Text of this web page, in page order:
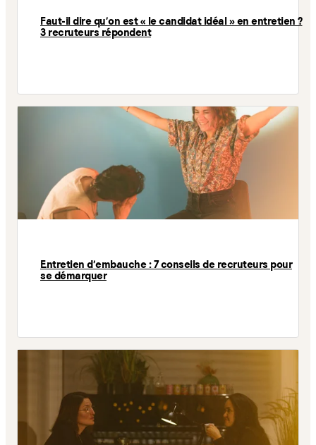
Faut-il dire qu'on est « le candidat idéal » en entretien ?
3 recruteurs répondent
Entretien d’embauche : 7 conseils de recruteurs pour
se démarquer